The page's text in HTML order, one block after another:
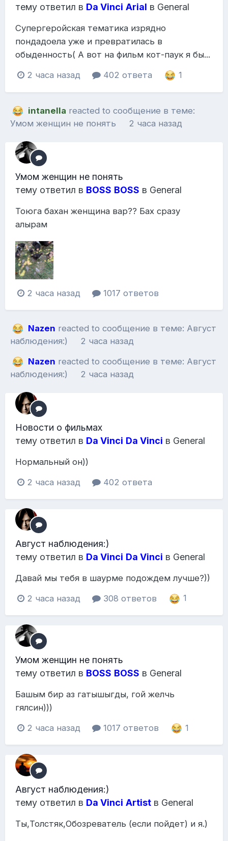
тему ответил в Da Vinci Arial в General
Супергеройская тематика изрядно
пондадоела уже и превратилась в
обыденность( А вот на фильм кот-паук я бы...
2 часа назад 402 ответа 1
intanella reacted to сообщение в теме:
Умом женщин не понять
2 часа назад
Умом женщин не понять
тему ответил в BOSS BOSS в General
Тоюга бахан женщина вар?? Бах сразу
алырам
2 часа назад 1017 ответов
Nazen reacted to сообщение в теме: Август
наблюдения:)
2 часа назад
Nazen reacted to сообщение в теме: Август
наблюдения:)
2 часа назад
Новости о фильмах
тему ответил в Da Vinci Da Vinci в General
Нормальный он))
2 часа назад 402 ответа
Август наблюдения:)
тему ответил в Da Vinci Da Vinci в General
Давай мы тебя в шаурме подождем лучше?))
2 часа назад 308 ответов 1
Умом женщин не понять
тему ответил в BOSS BOSS в General
Башым бир аз гатышыгды, гой желчь
гялсин)))
2 часа назад 1017 ответов 1
Август наблюдения:)
тему ответил в Da Vinci Artist в General
Ты,Толстяк,Обозреватель (если пойдет) и я.)